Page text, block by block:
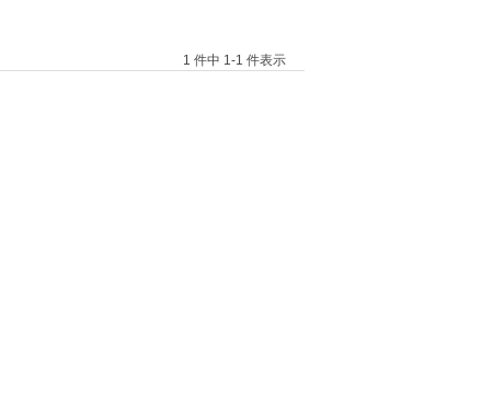
1 件中 1-1 件表示